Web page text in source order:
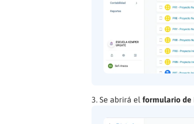
Se abrirá el formulario de